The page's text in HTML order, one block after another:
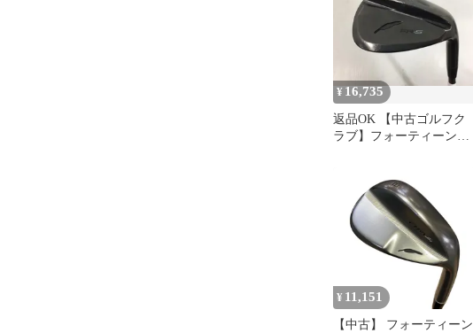
¥ 16,735
返品OK 【中古ゴルフク
ラブ】フォーティーン
2025 NSプロ TS-101w ブ
ラック AW
¥ 11,151
【中古】 フォーティーン